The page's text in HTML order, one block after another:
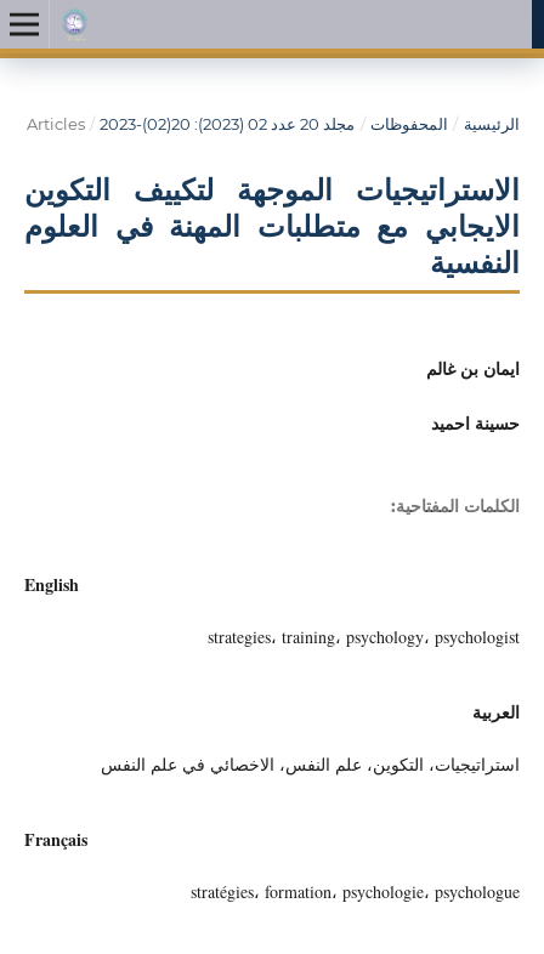
الرئيسية / المحفوظات / مجلد 20 عدد 02 (2023): 20(02)-2023 /
Articles
الاستراتيجيات الموجهة لتكييف التكوين
الايجابي مع متطلبات المهنة في العلوم
النفسية
ايمان بن غالم
حسينة احميد
الكلمات المفتاحية:
English
strategies، training، psychology، psychologist
العربية
استراتيجيات، التكوين، علم النفس، الاخصائي في علم النفس
Français
stratégies، formation، psychologie، psychologue